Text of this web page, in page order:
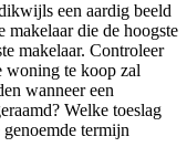
een aardig beeld
makelaar die de hoogste
makelaar. Controleer
woning te koop zal
wanneer een
Welke toeslag
termijn